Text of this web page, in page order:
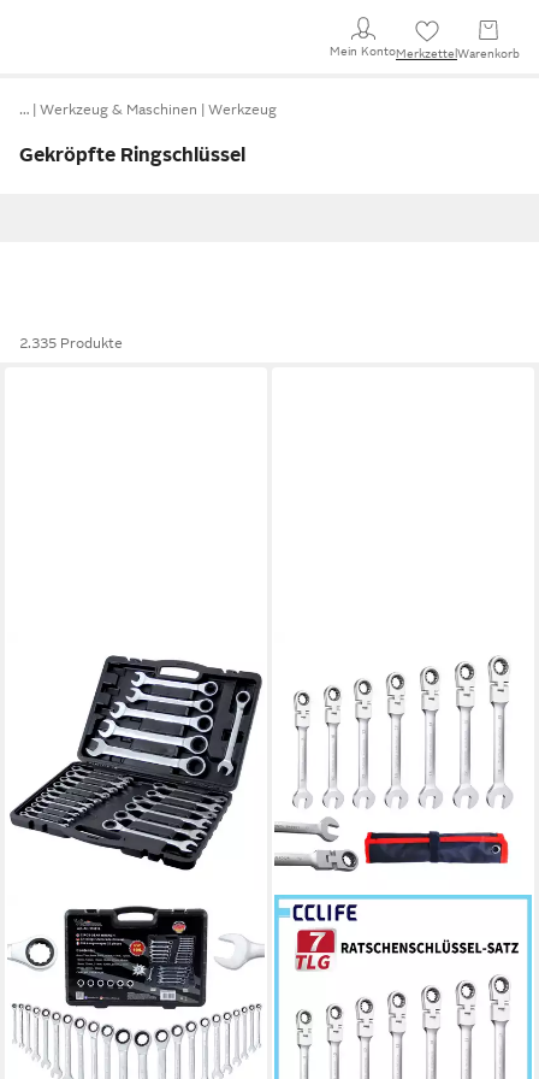
Mein KontoMerkzettel Warenkorb
… Werkzeug & Maschinen Werkzeug
Gekröpfte Ringschlüssel
2.335 Produkte